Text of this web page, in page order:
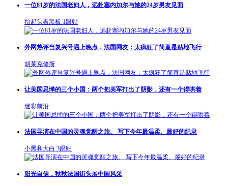
一位81岁的法国老妇人，远赴塞内加尔与她的24岁男友见面
抬起头看黑板 1跟贴
外网热评当复兴号遇上晚点，法国网友：太疯狂了简直是贴地飞行
胡莱克修斯
让美国忌惮的三个小国：两个把美军打出了阴影，还有一个得哄着
迷彩前沿
法国导演在中国的灵魂觉醒之旅。 写下今年最温柔、最好的纪录
小黑和大白 3跟贴
阳光自信，秋秋法国街头展中国风采